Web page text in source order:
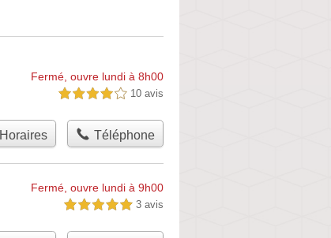
Fermé, ouvre lundi à 8h00
4,0 étoiles sur 5 10 avis
Horaires Téléphone
Fermé, ouvre lundi à 9h00
5,0 étoiles sur 5 3 avis